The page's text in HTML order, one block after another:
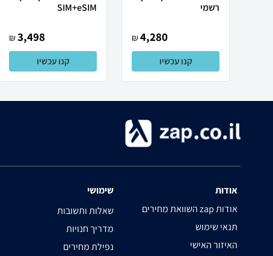
רשמי
4,280
₪
קנו עכשיו
SIM+eSIM
3,498
₪
קנו עכשיו
אודות
השוואת מחירים zap אודות
תנאי שימוש
האיזור האישי
שימושי
שאלות ותשובות
מדריך חנויות
נפילת מחירים